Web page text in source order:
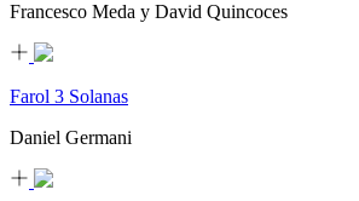
Francesco Meda y David Quincoces
Farol 3 Solanas
Daniel Germani